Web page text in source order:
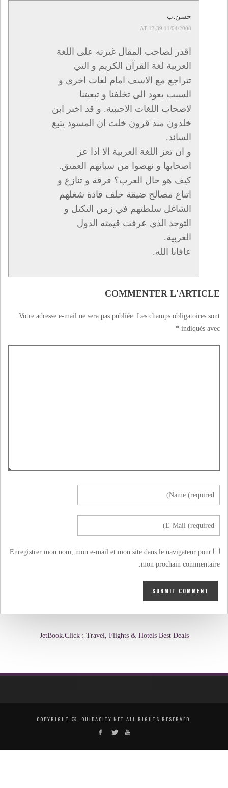
حسن.ب
11/04/2008 AT 13:39
اقدر لصاحب المقال غيرته على اللغة
العربية لغة القرآن الكريم و التي
تتراجع مع الاسف امام لغات اخرى و
السبب يعود الى تخلفنا و تبعيتنا
لاصحاب اللغات الاجنبية. و قد اخبر ابن
خلدون منذ قرون خلت ان المسود يتبع
السائد.
و ان تعز اللغة العربية الا اذا عز
اصحابها و نهضوا من سباتهم العميق.
كيف هو حال العرب؟ فرقة و تنازع و
اتباع مصالح ضيقة خلف قادة شغلهم
الشاغل سلطتهم في زمن التكتل و
التوحد الذي عرفت قيمته الدول
الغربية.
عافانا الله.
COMMENTER L'ARTICLE
Votre adresse e-mail ne sera pas publiée. Les champs obligatoires sont
indiqués avec
*
Enregistrer mon nom, mon e-mail et mon site dans le navigateur pour
mon prochain commentaire.
JetBook.Click : Travel, Flights & Hotels Best Deals
COPYRIGHT ©, OUJDACITY.NET ALL RIGHTS RESERVED.